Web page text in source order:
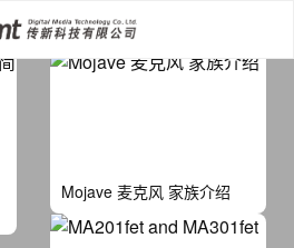
Mojave 麦克风 家族介绍